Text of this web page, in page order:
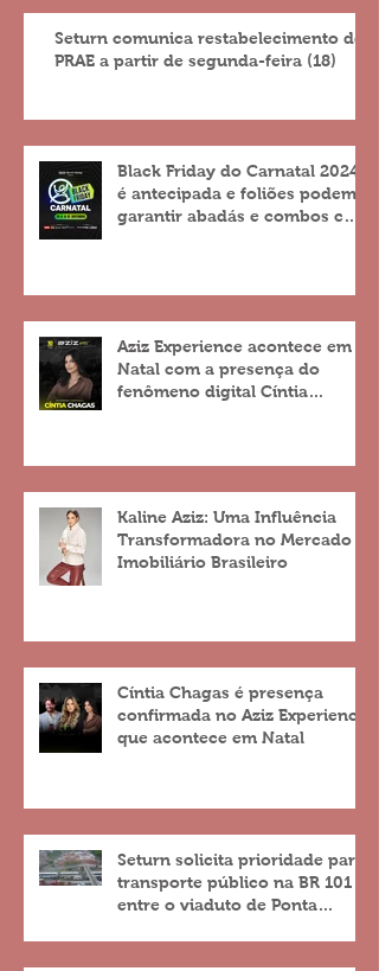
Seturn comunica restabelecimento do
PRAE a partir de segunda-feira (18)
Black Friday do Carnatal 2024
é antecipada e foliões podem
garantir abadás e combos com
Aziz Experience acontece em
Natal com a presença do
fenômeno digital Cíntia
Kaline Aziz: Uma Influência
Transformadora no Mercado
Imobiliário Brasileiro
Cíntia Chagas é presença
confirmada no Aziz Experience
que acontece em Natal
Seturn solicita prioridade para
transporte público na BR 101
entre o viaduto de Ponta